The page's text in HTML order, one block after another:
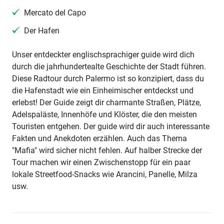
Mercato del Capo
Der Hafen
Unser entdeckter englischsprachiger guide wird dich
durch die jahrhundertealte Geschichte der Stadt führen.
Diese Radtour durch Palermo ist so konzipiert, dass du
die Hafenstadt wie ein Einheimischer entdeckst und
erlebst! Der Guide zeigt dir charmante Straßen, Plätze,
Adelspaläste, Innenhöfe und Klöster, die den meisten
Touristen entgehen. Der guide wird dir auch interessante
Fakten und Anekdoten erzählen. Auch das Thema
"Mafia" wird sicher nicht fehlen. Auf halber Strecke der
Tour machen wir einen Zwischenstopp für ein paar
lokale Streetfood-Snacks wie Arancini, Panelle, Milza
usw.